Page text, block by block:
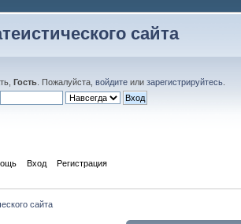
сайта
Гость . Пожалуйста,войдите илизарегистрируйтесь
Вход Регистрация
сайта